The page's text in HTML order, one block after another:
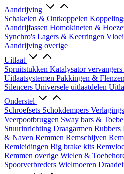
Aandrijving
Schakelen & Ontkoppelen
Aandrijfassen Homokineten &
Synchro's Lagers & Keerringen
Aandrijving overige
Uitlaat
Spruitstukken Katalysator vervangers
Uitlaatsystemen Pakkingen & Flenzen
Silencers Universele uitlaatdelen
Onderstel
Schroefsets Schokdempers
Veerpootbruggen Sway bars &
Stuurinrichting Draagarmen Rubbers
& Naven Remmen Remschijven
Remleidingen Big brake kits
Remmen overige Wielen &
Spoorverbreders Wielmoeren